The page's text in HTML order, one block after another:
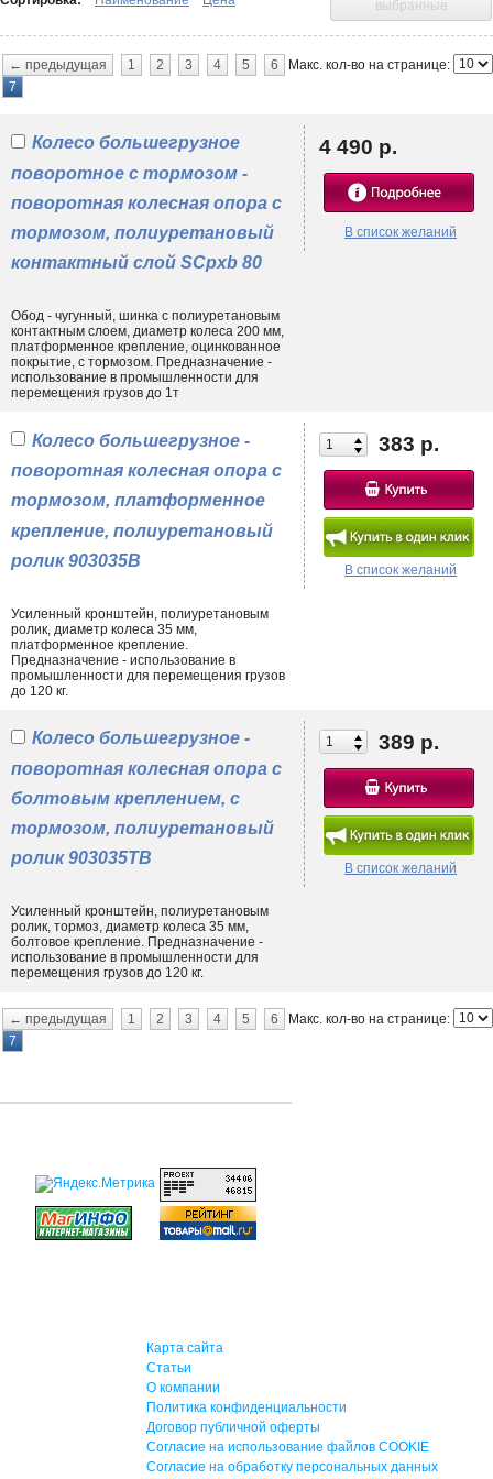
доступных вариантов, выбрав нужные Вам товары, транспортную
компанию и способ оплаты. По телефону и электронной почте можно
получить квалифицированную поддержку со стороны профильных
специалистов, избавляя себя от любого рода неудобств удаленного
взаимодействия!
выбранные
Макс. кол-во на странице:
← предыдущая 1 2 3 4 5
6
7
4 490 р.
В список желаний
Колесо большегрузное
поворотное с тормозом -
поворотная колесная опора с
тормозом, полиуретановый
контактный слой SCpxb 80
Обод - чугунный, шинка с полиуретановым
контактным слоем, диаметр колеса 200 мм,
платформенное крепление, оцинкованное
покрытие, с тормозом. Предназначение -
использование в промышленности для
перемещения грузов до 1т
383 р.
В список желаний
Колесо большегрузное -
поворотная колесная опора с
тормозом, платформенное
крепление, полиуретановый
ролик 903035B
Усиленный кронштейн, полиуретановым
ролик, диаметр колеса 35 мм,
платформенное крепление.
Предназначение - использование в
промышленности для перемещения грузов
до 120 кг.
389 р.
В список желаний
Колесо большегрузное -
поворотная колесная опора с
болтовым креплением, с
тормозом, полиуретановый
ролик 903035TB
Усиленный кронштейн, полиуретановым
ролик, тормоз, диаметр колеса 35 мм,
болтовое крепление. Предназначение -
использование в промышленности для
перемещения грузов до 120 кг.
Макс. кол-во на странице:
← предыдущая 1 2 3 4 5
6
7
Карта сайта
Статьи
О компании
Политика конфиденциальности
Договор публичной оферты
Согласие на использование файлов COOKIE
Согласие на обработку персональных данных